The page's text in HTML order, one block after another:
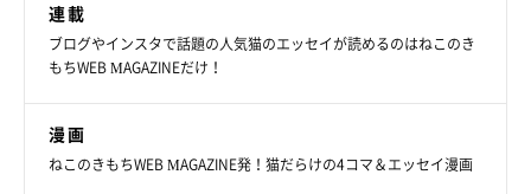
連載
ブログやインスタで話題の人気猫のエッセイが読めるのはねこのき
もちWEB MAGAZINEだけ！
漫画
ねこのきもちWEB MAGAZINE発！猫だらけの4コマ＆エッセイ漫画